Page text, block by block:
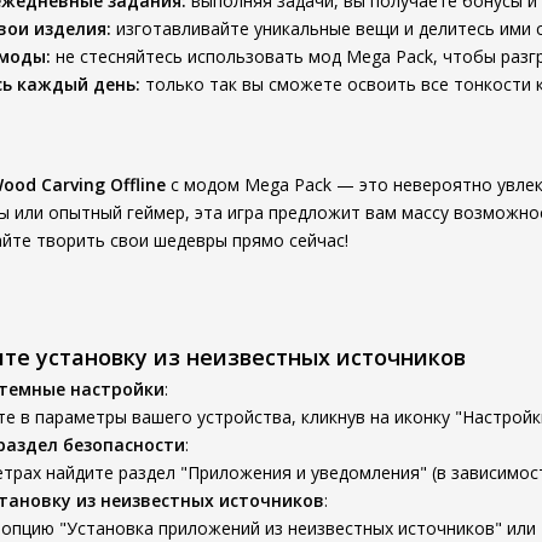
изделия: изготавливайте уникальные вещи и делитесь
не стесняйтесь использовать мод Mega Pack, чтобы
каждый день: только так вы сможете освоить все тонкости
Carving Offline с модом Mega Pack — это невероятно
или опытный геймер, эта игра предложит вам массу
творить свои шедевры прямо сейчас!
установку из неизвестных источников
настройки:
в параметры вашего устройства, кликнув на иконку
безопасности:
найдите раздел "Приложения и уведомления" (в
из неизвестных источников:
"Установка приложений из неизвестных источников"